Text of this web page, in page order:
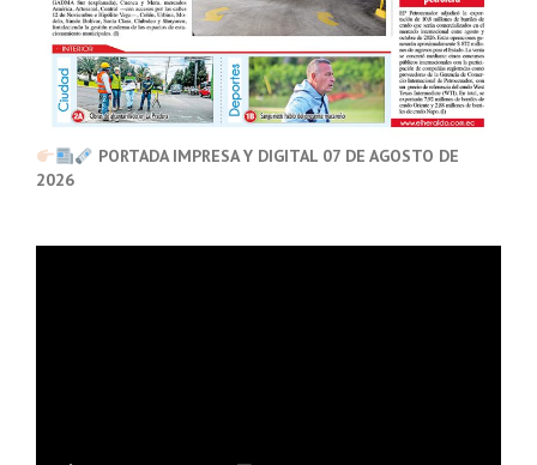
PORTADA IMPRESA Y DIGITAL 07 DE AGOSTO DE
2026